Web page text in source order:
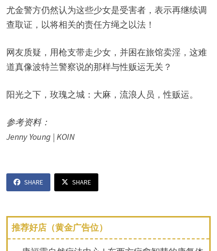
尤金警方仍然认为这些少女是受害者，表示再继续调
查取证，以将相关的责任方绳之以法！
网友质疑，用枪支带走少女，并困在旅馆卖淫，这难
道真像波特兰警察说的那样与性贩运无关？
阳光之下，玫瑰之城：大麻，流浪人员，性贩运。
参考资料：
Jenny Young | KOIN
SHARE SHARE
推荐好店（黄金广告位）